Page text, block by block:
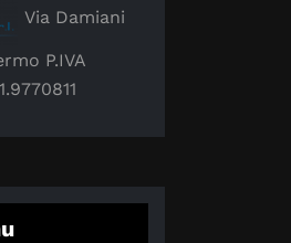
Via Damiani
P.IVA